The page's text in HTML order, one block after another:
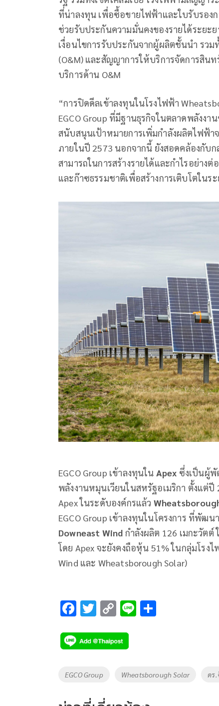
ที่น่าลงทุน เพื่อซื้อขายไฟฟ้าและใบรับรอง
ช่วยรับประกันความมั่นคงของรายได้ระย
เงื่อนไขการรับประกันจากผู้ผลิตชั้นนำ รว
(O&M) และสัญญาการให้บริการจัดการสิน
บริการด้าน O&M
“การปิดดีลเข้าลงทุนในโรงไฟฟ้า
EGCO Group ที่มีฐานธุรกิจในตลาดพลังง
สนับสนุนเป้าหมายการเพิ่มกำลังผลิตไฟฟ้า
ภายในปี 2573 นอกจากนี้ ยังสอดคล้องกับก
สามารถในการสร้างรายได้และกำไรอย่าง
และก๊าซธรรมชาติเพื่อสร้างการเติบโตในร
EGCO Group เข้าลงทุนใน Apex ซึ่งเป็นผู้พั
พลังงานหมุนเวียนในสหรัฐอเมริกา ตั้งแต่
Apex ในระดับองค์กรแล้ว
EGCO Group เข้าลงทุนในโครงการ ที่พัฒ
Downeast Wind กำลังผลิต 126 เมกะวัต
โดย Apex จะยังคงถือหุ้น 51% ในกลุ่มโรง
Wind และ Wheatsborough Solar)
F
e
b
o
T
tt
er
C
p
y
Li
Li
Tags
EGCO Group Wheatsborough Solar ดร